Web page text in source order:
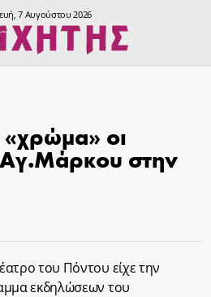
7 Αυγούστου 2026
οι
στην
του Πόντου είχε την
εκδηλώσεων του